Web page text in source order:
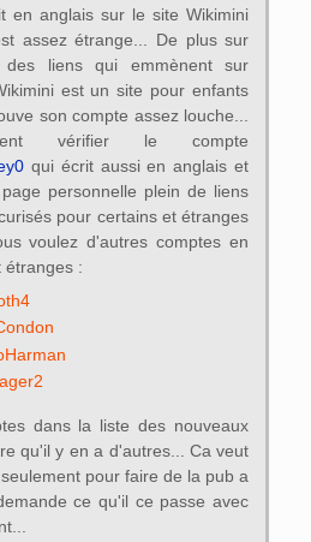
en anglais sur le site Wikimini
assez étrange... De plus sur
liens qui emmènent sur
est un site pour enfants
son compte assez louche...
vérifier le compte
qui écrit aussi en anglais et
personnelle plein de liens
pour certains et étranges
voulez d'autres comptes en
étranges :
dans la liste des nouveaux
qu'il y en a d'autres... Ca veut
pour faire de la pub a
ce qu'il ce passe avec